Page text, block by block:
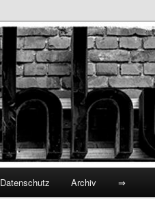
Datenschutz Archiv ⇒